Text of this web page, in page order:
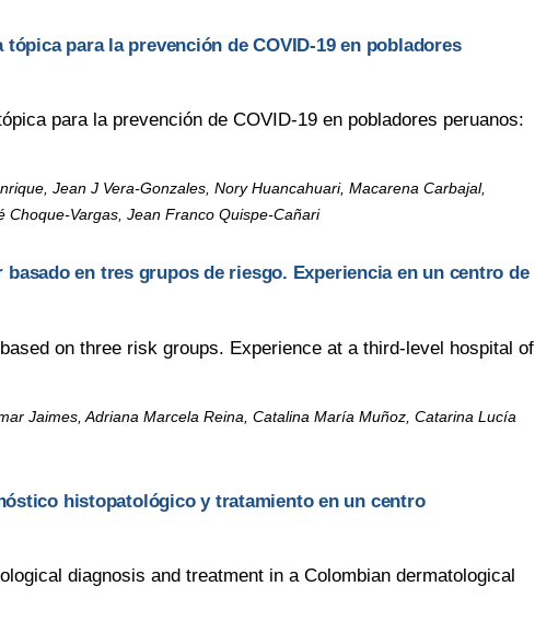
para la prevención de COVID-19 en pobladores
para la prevención de COVID-19 en pobladores peruanos:
Jean J Vera-Gonzales, Nory Huancahuari, Macarena Carbajal,
Vargas, Jean Franco Quispe-Cañari
en tres grupos de riesgo. Experiencia en un centro de
on three risk groups. Experience at a third-level hospital of
Jaimes, Adriana Marcela Reina, Catalina María Muñoz, Catarina Lucía
histopatológico y tratamiento en un centro
diagnosis and treatment in a Colombian dermatological